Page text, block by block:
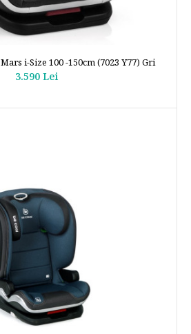
i-Size 100 -150cm (7023 Y77) Gri
3.590 Lei